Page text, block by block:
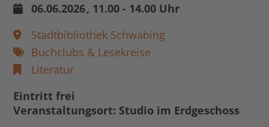
06.06.2026, 11.00 - 14.00 Uhr
Stadtbibliothek Schwabing
Buchclubs & Lesekreise
Literatur
Eintritt frei
Veranstaltungsort: Studio im Erdgeschoss